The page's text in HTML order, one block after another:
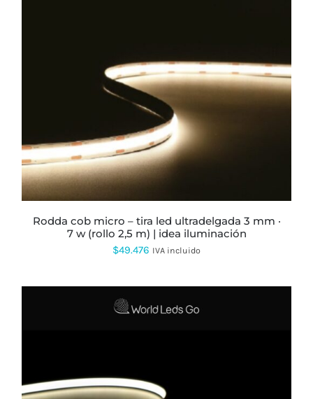
ESTE
PRODUCTO
TIENE
MÚLTIPLES
VARIANTES.
LAS
OPCIONES
SE
PUEDEN
ELEGIR
PÁGINA
DE
PRODUCTO
rodda cob micro – tira led ultradelgada 3 mm ·
7 w (rollo 2,5 m) | idea iluminación
$49.476 IVA incluido